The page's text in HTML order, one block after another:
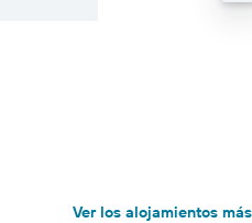
Ver los alojamientos más